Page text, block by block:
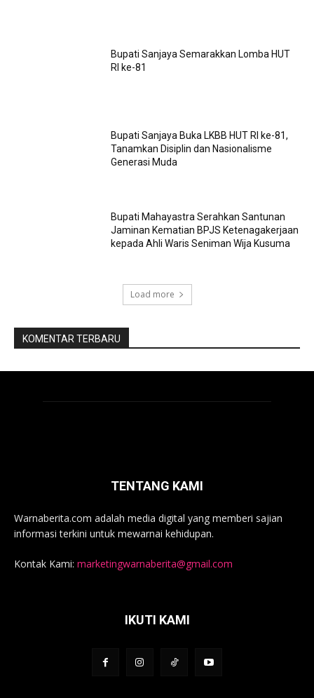
Bupati Sanjaya Semarakkan Lomba HUT
RI ke-81
Bupati Sanjaya Buka LKBB HUT RI ke-81,
Tanamkan Disiplin dan Nasionalisme
Generasi Muda
Bupati Mahayastra Serahkan Santunan
Jaminan Kematian BPJS Ketenagakerjaan
kepada Ahli Waris Seniman Wija Kusuma
Load more
KOMENTAR TERBARU
TENTANG KAMI
Warnaberita.com adalah media digital yang memberi sajian
informasi terkini untuk mewarnai kehidupan.
Kontak Kami: marketingwarnaberita@gmail.com
IKUTI KAMI